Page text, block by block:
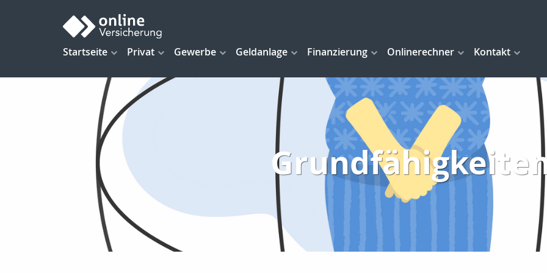
Startseite Privat Gewerbe Geldanlage Finanzierung Onlinerechner Kontakt